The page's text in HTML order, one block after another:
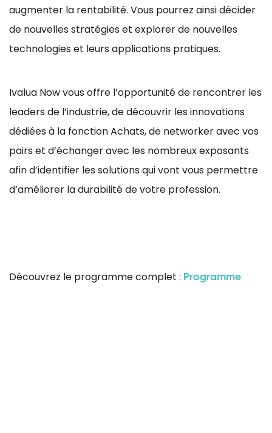
augmenter la rentabilité. Vous pourrez ainsi décider
de nouvelles stratégies et explorer de nouvelles
technologies et leurs applications pratiques.
Ivalua Now vous offre l’opportunité de rencontrer les
leaders de l’industrie, de découvrir les innovations
dédiées à la fonction Achats, de networker avec vos
pairs et d’échanger avec les nombreux exposants
afin d’identifier les solutions qui vont vous permettre
d’améliorer la durabilité de votre profession.
Découvrez le programme complet : Programme